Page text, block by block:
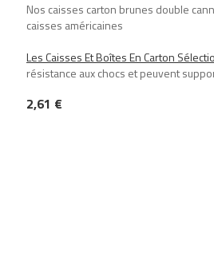
Nos caisses carton brunes double
caisses américaines
Les Caisses Et Boîtes En Carton
résistance aux chocs et peuvent
2,61 €